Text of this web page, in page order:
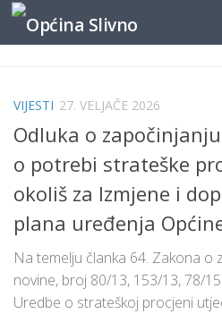
content
Skip to content
VIJESTI 27. VELJAČE 2026
Odluka o
o potrebi strateške
okoliš za Izmjene i
plana uređenja
Na temelju članka 64. Zakona o
novine, broj 80/13, 153/13, 78/
Uredbe o strateškoj procjeni